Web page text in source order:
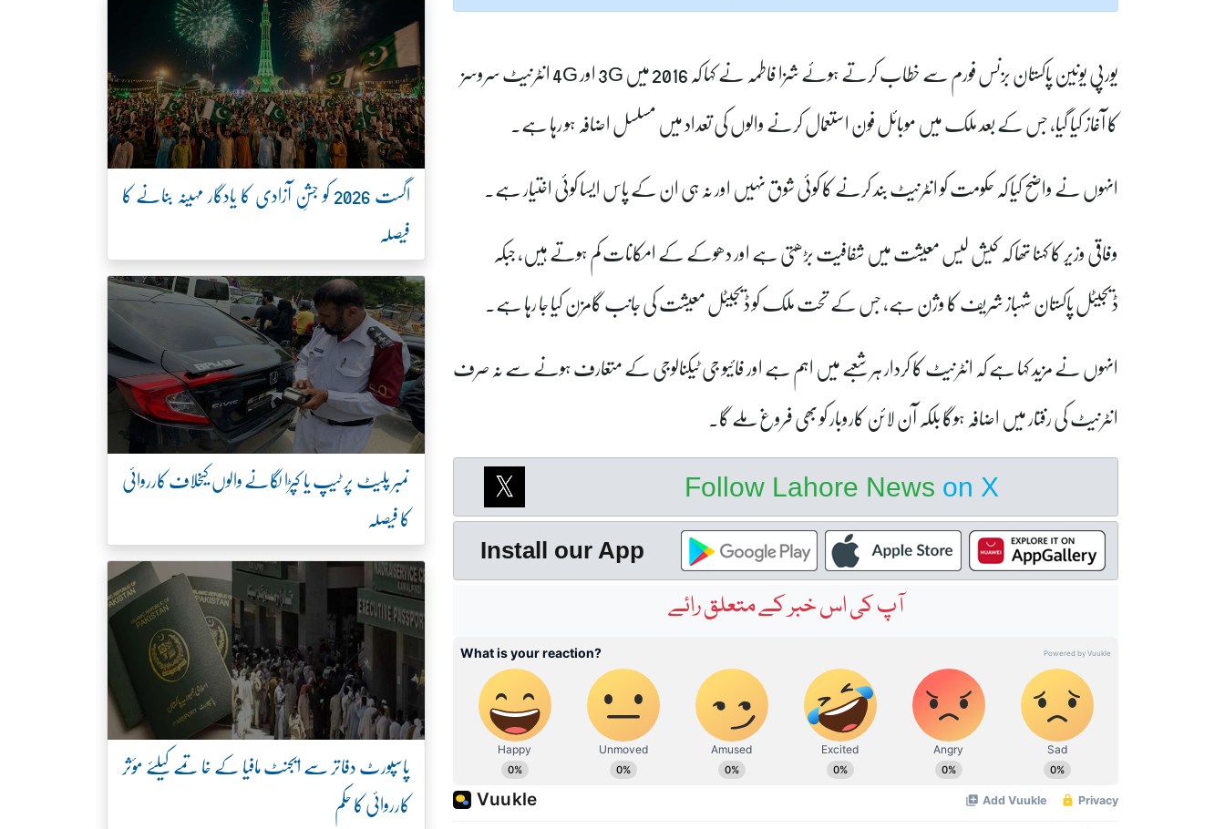
یورپی یونین پاکستان بزنس فورم سے خطاب کرتے ہوئے شزا فاطمہ نے کہا کہ 2016 میں 3G اور 4G انٹرنیٹ سروسز
کا آغاز کیا گیا، جس کے بعد ملک میں موبائل فون استعمال کرنے والوں کی تعداد میں مسلسل اضافہ ہو رہا ہے۔
انہوں نے واضح کیا کہ حکومت کو انٹرنیٹ بند کرنے کا کوئی شوق نہیں اور نہ ہی ان کے پاس ایسا کوئی اختیار ہے۔
وفاقی وزیر کا کہنا تھا کہ کیش لیس معیشت میں شفافیت بڑھتی ہے اور دھوکے کے امکانات کم ہوتے ہیں، جبکہ
ڈیجیٹل پاکستان شہباز شریف کا وژن ہے، جس کے تحت ملک کو ڈیجیٹل معیشت کی جانب گامزن کیا جا رہا ہے۔
انہوں نے مزید کہا ہے کہ انٹرنیٹ کا کردار ہر شعبے میں اہم ہے اور فائیو جی ٹیکنالوجی کے متعارف ہونے سے نہ صرف
انٹرنیٹ کی رفتار میں اضافہ ہوگا بلکہ آن لائن کاروبار کو بھی فروغ ملے گا۔
Follow Lahore News on X
Install our App
آپ کی اس خبر کے متعلق رائے
اگست 2026 کو جشنِ آزادی کا یادگار مہینہ بنانے کا
فیصلہ
نمبر پلیٹ پر ٹیپ یا کپڑا لگانے والوں کیخلاف کارروائی
کا فیصلہ
پاسپورٹ دفاتر سے ایجنٹ مافیا کے خاتمے کیلئے مؤثر
کارروائی کا حکم